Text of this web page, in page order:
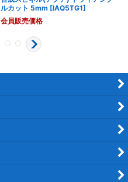
ルカット 5mm [IAQ5TG1]
会員販売価格